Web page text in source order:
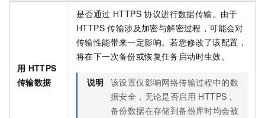
用 HTTPS
传输数据
是否通过 HTTPS 协议进行数据传输。由于
HTTPS 传输涉及加密与解密过程，可能会对
传输性能带来一定影响。若您修改了该配置，
将在下一次备份或恢复任务启动时生效。
说明 该设置仅影响网络传输过程中的数
据安全，无论是否启用 HTTPS，
备份数据在存储到备份库时均会被